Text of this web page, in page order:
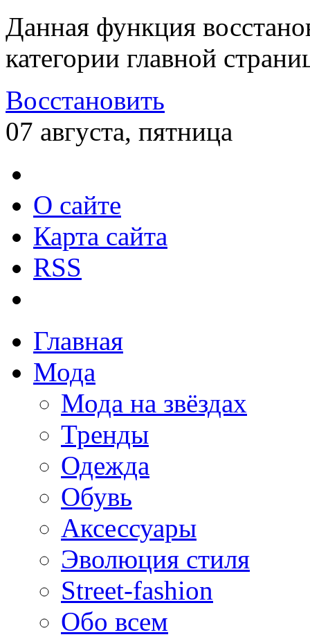
Данная функция
категории главной
Восстановить
07 августа, пятница
О сайте
Карта сайта
RSS
Главная
Мода
Мода на звёздах
Тренды
Одежда
Обувь
Аксессуары
Эволюция стиля
Street-fashion
Обо всем